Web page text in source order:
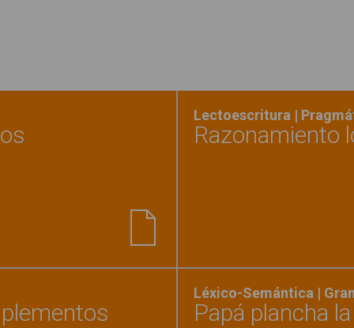
Lectoescritura |
Razonamiento
Léxico-Semántica |
Papá plancha